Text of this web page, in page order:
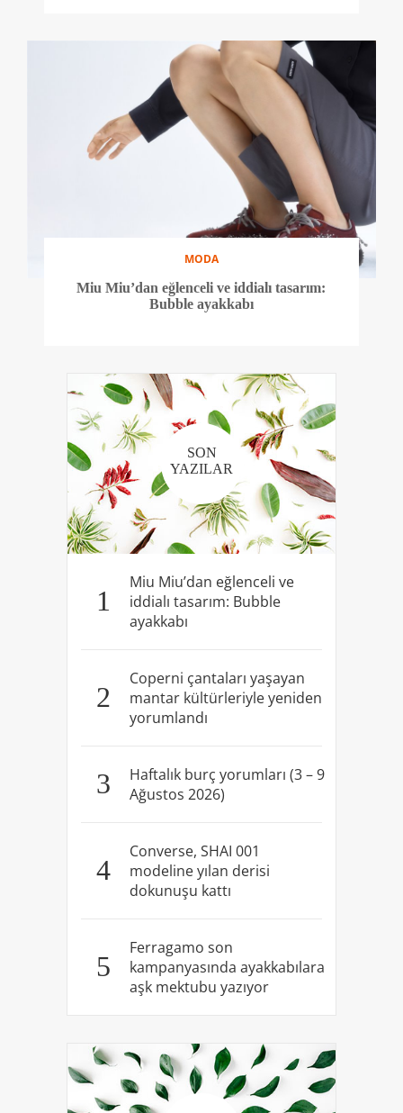
MODA
Miu Miu’dan eğlenceli ve iddialı tasarım:
Bubble ayakkabı
SON
YAZILAR
1
Miu Miu’dan eğlenceli ve
iddialı tasarım: Bubble
ayakkabı
2
Coperni çantaları yaşayan
mantar kültürleriyle yeniden
yorumlandı
3
Haftalık burç yorumları (3 – 9
Ağustos 2026)
4
Converse, SHAI 001
modeline yılan derisi
dokunuşu kattı
5
Ferragamo son
kampanyasında ayakkabılara
aşk mektubu yazıyor